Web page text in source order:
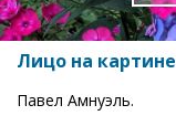
Лицо на картине
Павел Амнуэль.